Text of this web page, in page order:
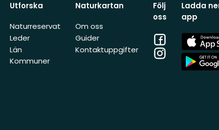
Utforska
Naturreservat
Leder
Län
Kommuner
Naturkartan
Om oss
Guider
Kontaktuppgifter
Följ
oss
Facebook
Instagram
Ladda
app
App
Store
App
Store